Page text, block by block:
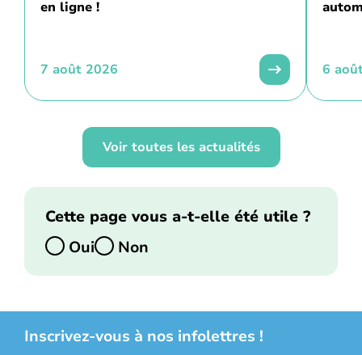
en ligne !
7 août 2026 6
Voir toutes les actualités
Cette page vous a-t-elle été utile ?
Oui
Non
Inscrivez-vous à nos infolettres !